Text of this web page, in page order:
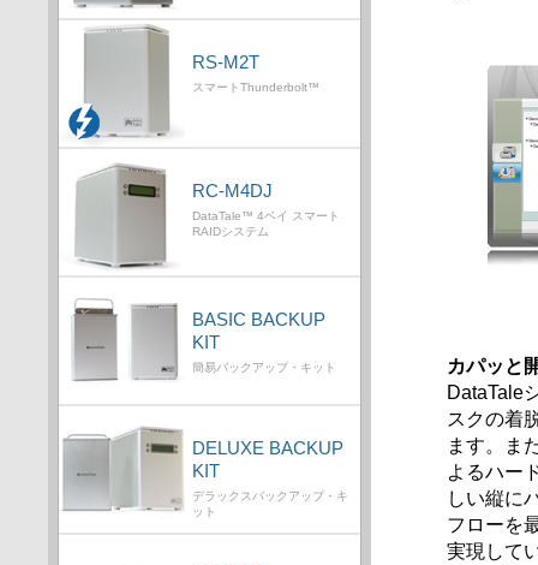
RS-M2T
スマートThunderbolt™
RC-M4DJ
DataTale™ 4ベイ スマート
RAIDシステム
BASIC BACKUP
KIT
簡易バックアップ・キット
DELUXE BACKUP
KIT
デラックスバックアップ・キ
ット
カパッと
DataTale
スクの着
ます。ま
よるハー
しい縦に
フローを
実現して